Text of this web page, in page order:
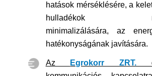
hatások mérséklésére, a
hulladékok
minimalizálására, az
hatékonyságának javítására.
Az Egrokorr ZRT.